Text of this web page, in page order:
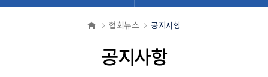
협회뉴스 공지사항
공지사항